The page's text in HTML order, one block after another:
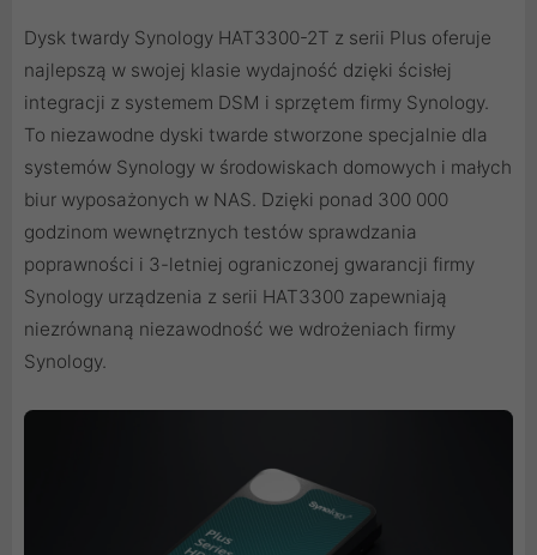
Dysk twardy Synology HAT3300-2T z serii Plus oferuje
najlepszą w swojej klasie wydajność dzięki ścisłej
integracji z systemem DSM i sprzętem firmy Synology.
To niezawodne dyski twarde stworzone specjalnie dla
systemów Synology w środowiskach domowych i małych
biur wyposażonych w NAS. Dzięki ponad 300 000
godzinom wewnętrznych testów sprawdzania
poprawności i 3-letniej ograniczonej gwarancji firmy
Synology urządzenia z serii HAT3300 zapewniają
niezrównaną niezawodność we wdrożeniach firmy
Synology.